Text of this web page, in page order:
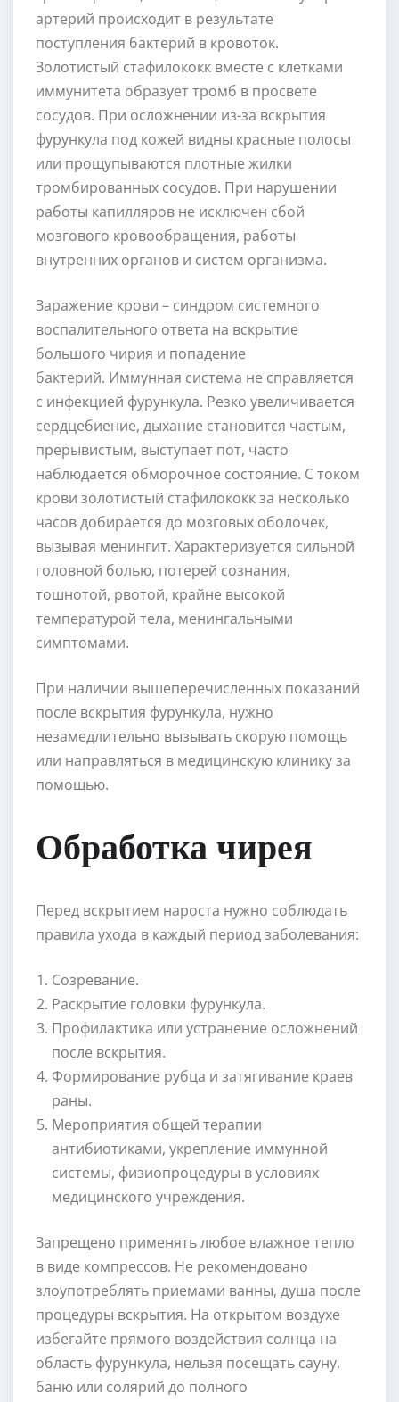
артерий происходит в результате
поступления бактерий в кровоток.
Золотистый стафилококк вместе с клетками
иммунитета образует тромб в просвете
сосудов. При осложнении из-за вскрытия
фурункула под кожей видны красные полосы
или прощупываются плотные жилки
тромбированных сосудов. При нарушении
работы капилляров не исключен сбой
мозгового кровообращения, работы
внутренних органов и систем организма.
Заражение крови – синдром системного
воспалительного ответа на вскрытие
большого чирия и попадение
бактерий. Иммунная система не справляется
с инфекцией фурункула. Резко увеличивается
сердцебиение, дыхание становится частым,
прерывистым, выступает пот, часто
наблюдается обморочное состояние. С током
крови золотистый стафилококк за несколько
часов добирается до мозговых оболочек,
вызывая менингит. Характеризуется сильной
головной болью, потерей сознания,
тошнотой, рвотой, крайне высокой
температурой тела, менингальными
симптомами.
При наличии вышеперечисленных показаний
после вскрытия фурункула, нужно
незамедлительно вызывать скорую помощь
или направляться в медицинскую клинику за
помощью.
Обработка чирея
Перед вскрытием нароста нужно соблюдать
правила ухода в каждый период заболевания:
Созревание.
Раскрытие головки фурункула.
Профилактика или устранение осложнений
после вскрытия.
Формирование рубца и затягивание краев
раны.
Мероприятия общей терапии
антибиотиками, укрепление иммунной
системы, физиопроцедуры в условиях
медицинского учреждения.
Запрещено применять любое влажное тепло
в виде компрессов. Не рекомендовано
злоупотреблять приемами ванны, душа после
процедуры вскрытия. На открытом воздухе
избегайте прямого воздействия солнца на
область фурункула, нельзя посещать сауну,
баню или солярий до полного